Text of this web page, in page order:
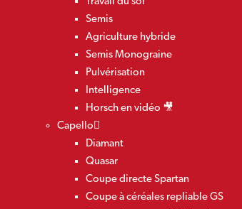
Semis
Agriculture hybride
Semis Monograine
Pulvérisation
Intelligence
Horsch en vidéo 🎥
Capello
Diamant
Quasar
Coupe directe Spartan
Coupe à céréales repliable GS